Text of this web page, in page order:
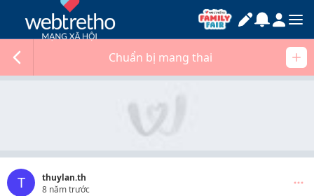
Chuẩn bị mang thai
T
thuylan.th
8 năm trước